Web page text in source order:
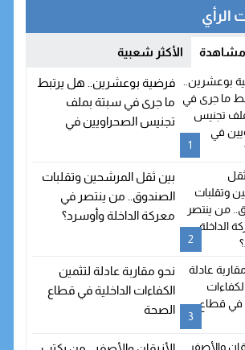
الرأي
مشاهدة الأكثر شعبية
1
فرضية بوعشرين.. هل يرتبط
ما جرى في سبتة بملف
تجنيس الصحراويين في
2
بين ثقل المرشحين وتقلبات
الصندوق.. من ينتصر في
معركة الداخلة وأوسرد؟
3
نحو مقاربة عادلة لتثمين
الكفاءات الداخلية في قطاع
الصحة